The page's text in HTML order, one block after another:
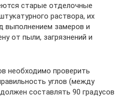
старые отделочные
раствора, их
выполнением замеров и
от пыли, загрязнений и
необходимо проверить
углов (между
составлять 90 градусов